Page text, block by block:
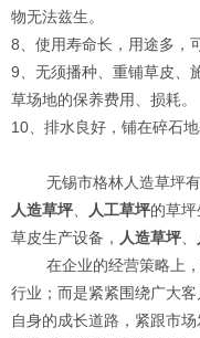
物无法兹生。
8、使用寿命长，用途多，
9、无须播种、重铺草皮、
草场地的保养费用、损耗。
10、排水良好，铺在碎石
无锡市格林人造草坪有
人造草坪
人工草坪的草
草皮生产设备， 人造草坪
在企业的经营策略上，
行业；而是紧紧围绕广大
自身的成长道路，紧跟市